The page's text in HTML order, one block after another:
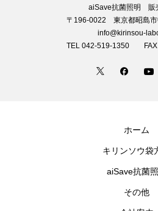
aiSave抗菌照明 販
〒196-0022 東京都昭島市
info@kirinsou-
TEL 042-519-1350 FAX
ホーム
キリンソウ袋
aiSave抗菌
その他